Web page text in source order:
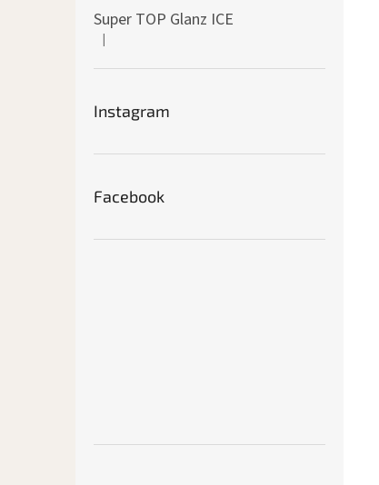
Super TOP Glanz ICE
Hodnocení produktu je 4 z 5 hvězdiček.
|
Instagram
Facebook